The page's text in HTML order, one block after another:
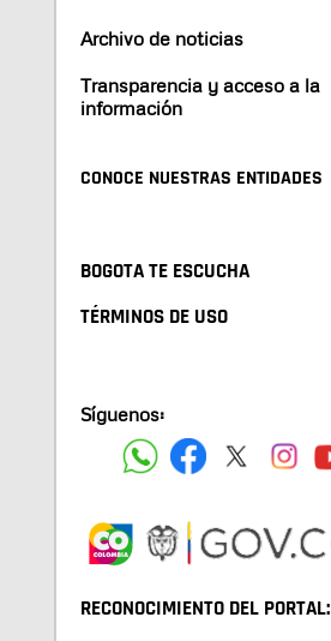
Archivo de noticias
Transparencia y acceso a la
información
CONOCE NUESTRAS ENTIDADES
BOGOTA TE ESCUCHA
TÉRMINOS DE USO
Síguenos:
RECONOCIMIENTO DEL PORTAL: